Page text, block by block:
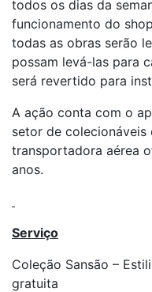
todos os dias da
funcionamento do
todas as obras serão
possam levá-las para
será revertido para
A ação conta com o
setor de colecionáveis
transportadora aérea
anos.
Serviço
Coleção Sansão –
gratuita